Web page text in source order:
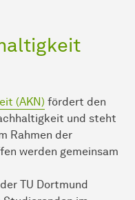
(AKN) fördert den
und steht
Rahmen der
werden gemeinsam
TU Dortmund